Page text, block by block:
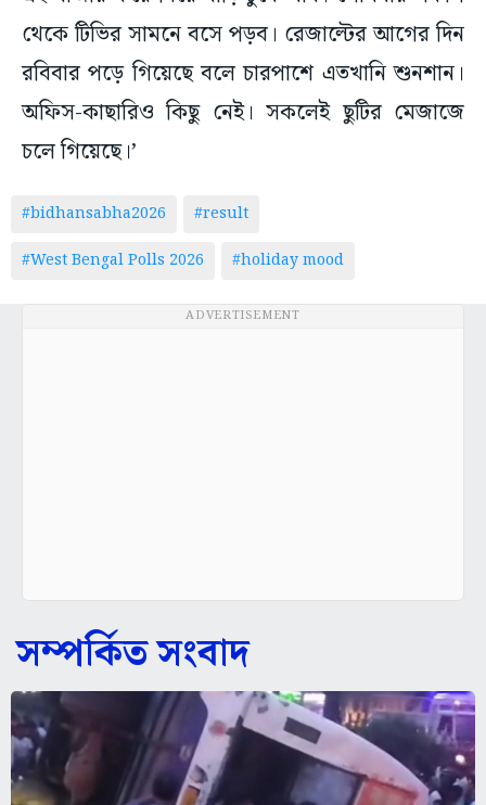
থেকে টিভির সামনে বসে পড়ব। রেজাল্টের আগের দিন
রবিবার পড়ে গিয়েছে বলে চারপাশে এতখানি শুনশান।
অফিস-কাছারিও কিছু নেই। সকলেই ছুটির মেজাজে
চলে গিয়েছে।’
#bidhansabha2026
#result
#West Bengal Polls 2026
#holiday mood
ADVERTISEMENT
সম্পর্কিত সংবাদ